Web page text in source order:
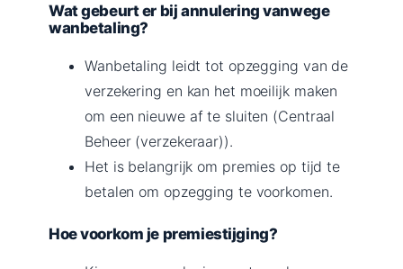
Wat gebeurt er bij annulering vanwege
wanbetaling?
Wanbetaling leidt tot opzegging van de
verzekering en kan het moeilijk maken
om een nieuwe af te sluiten (Centraal
Beheer (verzekeraar)).
Het is belangrijk om premies op tijd te
betalen om opzegging te voorkomen.
Hoe voorkom je premiestijging?